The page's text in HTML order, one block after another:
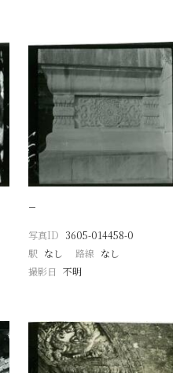
−
写真ID 3605-014458-0
駅 なし 路線 なし
撮影日 不明